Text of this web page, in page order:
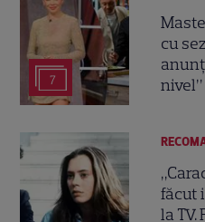
7
cu
nivel”
făcut
la